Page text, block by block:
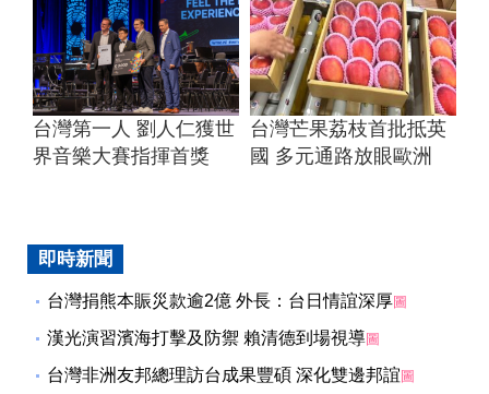
台灣第一人 劉人仁獲世
界音樂大賽指揮首獎
台灣芒果荔枝首批抵英
國 多元通路放眼歐洲
即時新聞
台灣捐熊本賑災款逾2億 外長：台日情誼深厚圖
漢光演習濱海打擊及防禦 賴清德到場視導圖
台灣非洲友邦總理訪台成果豐碩 深化雙邊邦誼 圖